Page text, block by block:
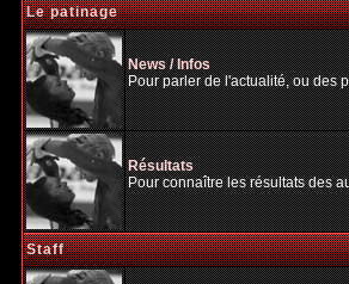
Le patinage
News / Infos
Pour parler de l'actualité, ou des
Résultats
Pour connaître les résultats des
Staff